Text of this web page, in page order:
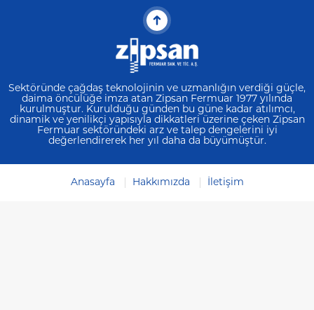
Sektöründe çağdaş teknolojinin ve uzmanlığın verdiği güçle,
daima öncülüğe imza atan Zipsan Fermuar 1977 yılında
kurulmuştur. Kurulduğu günden bu güne kadar atılımcı,
dinamik ve yenilikçi yapısıyla dikkatleri üzerine çeken Zipsan
Fermuar sektöründeki arz ve talep dengelerini iyi
değerlendirerek her yıl daha da büyümüştür.
Anasayfa Hakkımızda İletişim